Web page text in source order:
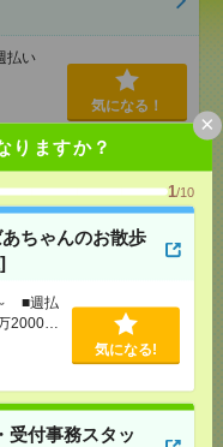
りますか？
1/10
あちゃんのお散歩
■週払
円
気になる!
受付事務スタッ
×
払い
気になる！
務スタッフ【平
なし▼車通勤OK＊
円×